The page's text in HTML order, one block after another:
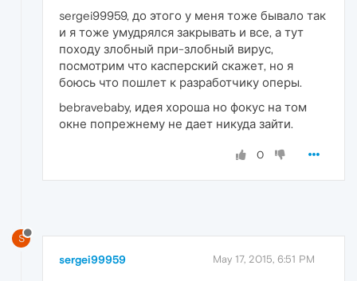
sergei99959, до этого у меня тоже бывало так
и я тоже умудрялся закрывать и все, а тут
походу злобный при-злобный вирус,
посмотрим что касперский скажет, но я
боюсь что пошлет к разработчику оперы.
bebravebaby, идея хороша но фокус на том
окне попрежнему не дает никуда зайти.
0
S
sergei99959 May 17, 2015, 6:51 PM